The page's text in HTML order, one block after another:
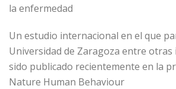
la enfermedad
Un estudio internacional en el que
Universidad de Zaragoza entre
sido publicado recientemente en la
Nature Human Behaviour